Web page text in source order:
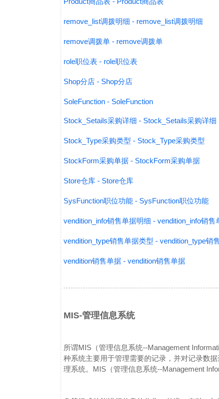
remove_list调拨明细 - remove_list调拨明细
remove调拨单 - remove调拨单
role职位表 - role职位表
Shop分店 - Shop分店
SoleFunction - SoleFunction
Stock_Setails采购详细 - Stock_Setails采购详细
Stock_Type采购类型 - Stock_Type采购类型
StockForm采购单据 - StockForm采购单据
Store仓库 - Store仓库
SysFunction职位功能 - SysFunction职位功能
vendition_info销售单据明细 - vendition_info销售
vendition_type销售单据类型 - vendition_type销
vendition销售单据 - vendition销售单据
MIS-管理信息系统
所谓MIS（管理信息系统--Management
种系统主要用于管理需要的记录，并对记录数
理系统。 MIS（管理信息系统--Management